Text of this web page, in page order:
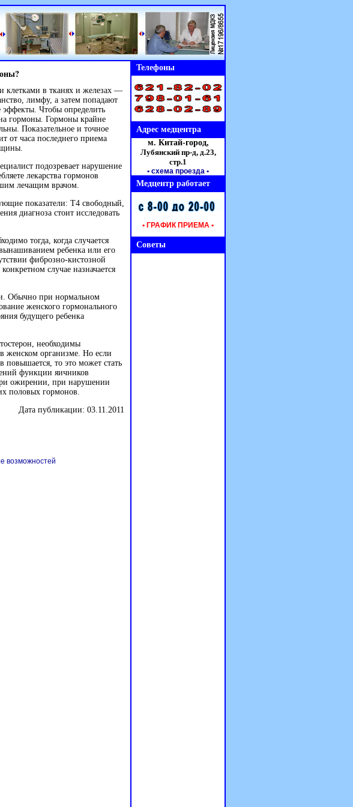
клетками в тканях и железах —
лимфу, а затем попадают
Чтобы определить
гормоны. Гормоны крайне
Показательное и точное
от часа последнего приема
подозревает нарушение
лекарства гормонов
лечащим врачом.
показатели: Т4 свободный,
диагноза стоит исследовать
тогда, когда случается
ребенка или его
фиброзно-кистозной
случае назначается
Обычно при нормальном
женского гормонального
будущего ребенка
необходимы
организме. Но если
то это может стать
функции яичников
ожирении, при нарушении
половых гормонов.
Дата публикации: 03.11.2011
возможностей
Телефоны
Адрес медцентра
м. Китай-город,
Лубянский пр-д, д.23,
стр.1
• схема проезда •
Медцентр работает
• ГРАФИК ПРИЕМА •
Советы